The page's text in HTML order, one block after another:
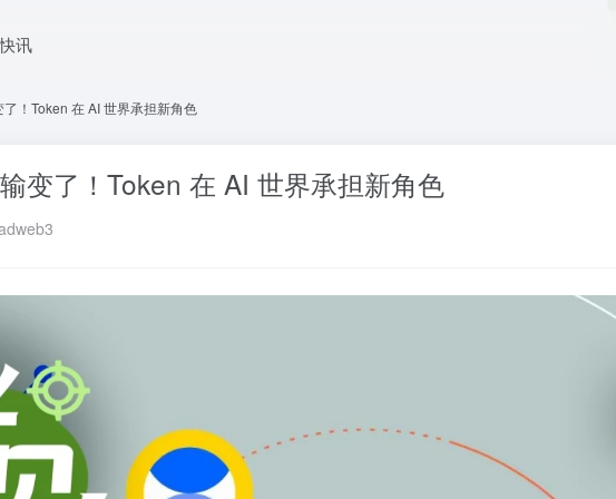
讯
！Token 在 AI 世界承担新角色
变了！Token 在 AI 世界承担新角色